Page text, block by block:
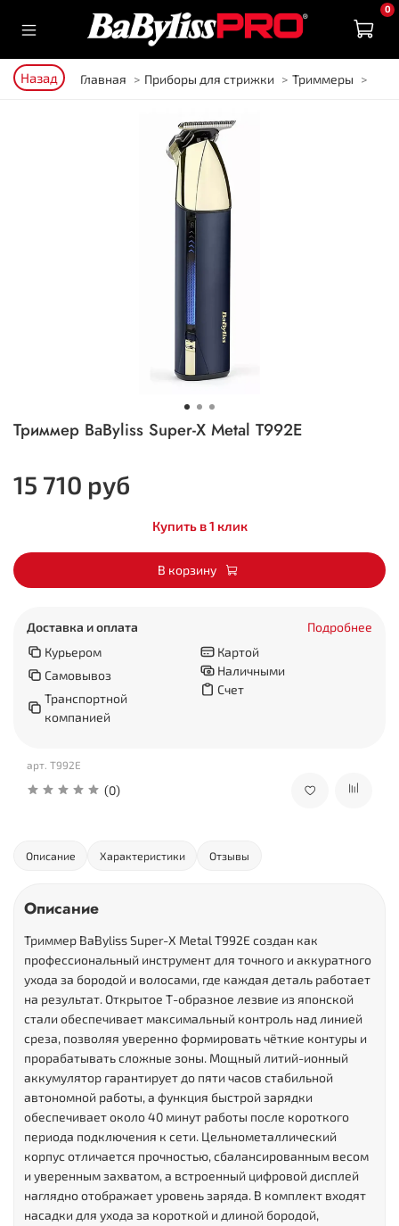
0
Назад Главная Приборы для стрижки Триммеры
арт. T992E
(0)
Триммер BaByliss Super-X Metal T992E
15 710 руб
Купить в 1 клик
В корзину
Доставка и оплата
Подробнее
Курьером
Самовывоз
Транспортной
компанией
Картой
Наличными
Счет
Описание Характеристики Отзывы
Описание
Триммер BaByliss Super-X Metal T992E создан как
профессиональный инструмент для точного и аккуратного
ухода за бородой и волосами, где каждая деталь работает
на результат. Открытое Т-образное лезвие из японской
стали обеспечивает максимальный контроль над линией
среза, позволяя уверенно формировать чёткие контуры и
прорабатывать сложные зоны. Мощный литий-ионный
аккумулятор гарантирует до пяти часов стабильной
автономной работы, а функция быстрой зарядки
обеспечивает около 40 минут работы после короткого
периода подключения к сети. Цельнометаллический
корпус отличается прочностью, сбалансированным весом
и уверенным захватом, а встроенный цифровой дисплей
наглядно отображает уровень заряда. В комплект входят
насадки для ухода за короткой и длиной бородой,